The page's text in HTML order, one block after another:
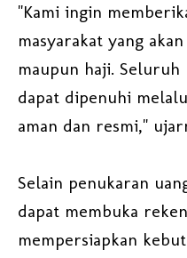
"Kami ingin
masyarakat yang
maupun haji.
dapat dipenuhi
aman dan resmi,"
Selain penukaran
dapat membuka
mempersiapkan